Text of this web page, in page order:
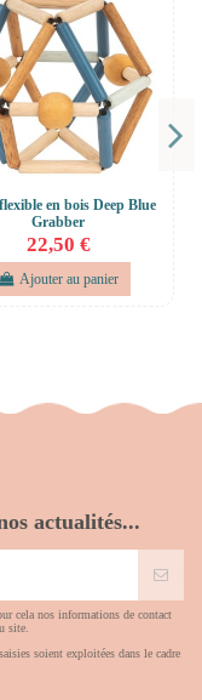
en bois Deep Blue
Grabber
22,50 €
Ajouter au panier
actualités...
cela nos informations de contact
site.
soient exploitées dans le cadre